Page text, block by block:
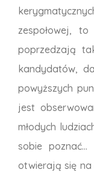
zespołowej,
poprzedzają
kandydatów,
powyższych
jest
młodych
sobie
otwierają się na